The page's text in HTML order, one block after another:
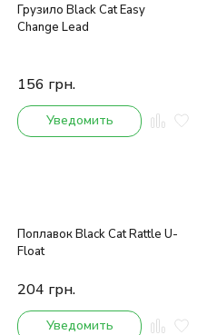
Грузило Black Cat Easy
Change Lead
156 грн.
Уведомить
Поплавок Black Cat Rattle U-
Float
204 грн.
Уведомить